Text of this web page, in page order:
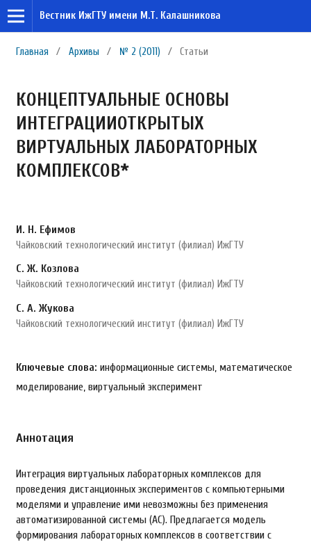
Вестник ИжГТУ имени М.Т. Калашникова
Главная / Архивы / № 2 (2011) / Статьи
КОНЦЕПТУАЛЬНЫЕ ОСНОВЫ
ИНТЕГРАЦИИОТКРЫТЫХ
ВИРТУАЛЬНЫХ ЛАБОРАТОРНЫХ
КОМПЛЕКСОВ*
И. Н. Ефимов
Чайковский технологический институт (филиал) ИжГТУ
С. Ж. Козлова
Чайковский технологический институт (филиал) ИжГТУ
С. А. Жукова
Чайковский технологический институт (филиал) ИжГТУ
Ключевые слова: информационные системы, математическое
моделирование, виртуальный эксперимент
Аннотация
Интеграция виртуальных лабораторных комплексов для
проведения дистанционных экспериментов с компьютерными
моделями и управление ими невозможны без применения
автоматизированной системы (АС). Предлагается модель
формирования лабораторных комплексов в соответствии с